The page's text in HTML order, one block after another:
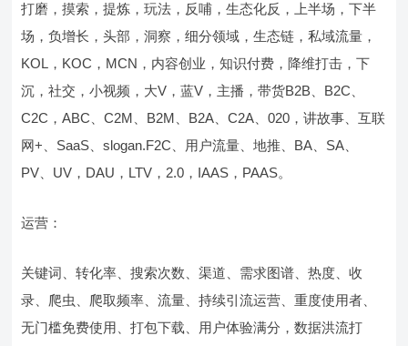
打磨，摸索，提炼，玩法，反哺，生态化反，上半场，下半
场，负增长，头部，洞察，细分领域，生态链，私域流量，
KOL，KOC，MCN，内容创业，知识付费，降维打击，下
沉，社交，小视频，大V，蓝V，主播，带货B2B、B2C、
C2C，ABC、C2M、B2M、B2A、C2A、020，讲故事、互联
网+、SaaS、slogan.F2C、用户流量、地推、BA、SA、
PV、UV，DAU，LTV，2.0，IAAS，PAAS。
运营：
关键词、转化率、搜索次数、渠道、需求图谱、热度、收
录、爬虫、爬取频率、流量、持续引流运营、重度使用者、
无门槛免费使用、打包下载、用户体验满分，数据洪流打